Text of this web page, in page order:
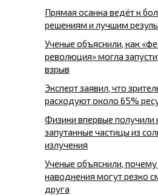
Прямая осанка ведёт к
решениям и лучшим
Ученые объяснили, как
революция» могла
взрыв
Эксперт заявил, что
расходуют около 65%
Физики впервые получили
запутанные частицы из
излучения
Ученые объяснили, почему
наводнения могут резко
друга